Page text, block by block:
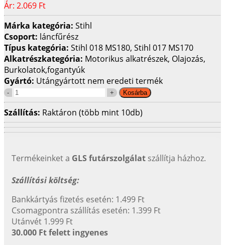
Ár: 2.069 Ft
Márka kategória: Stihl
Csoport: láncfűrész
Típus kategória: Stihl 018 MS180, Stihl 017 MS170
Alkatrészkategória: Motorikus alkatrészek, Olajozás,
Burkolatok,fogantyúk
Gyártó: Utángyártott nem eredeti termék
Szállítás: Raktáron (több mint 10db)
Termékeinket a GLS futárszolgálat szállítja házhoz.
Szállítási költség:
Bankkártyás fizetés esetén: 1.499 Ft
Csomagpontra szállítás esetén: 1.399 Ft
Utánvét 1.999 Ft
30.000 Ft felett ingyenes